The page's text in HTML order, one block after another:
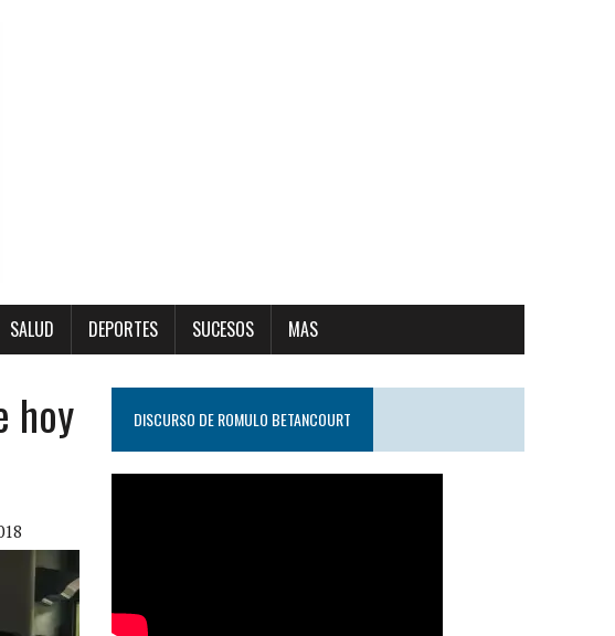
SALUD DEPORTES SUCESOS MAS
hoy
DISCURSO DE ROMULO BETANCOURT